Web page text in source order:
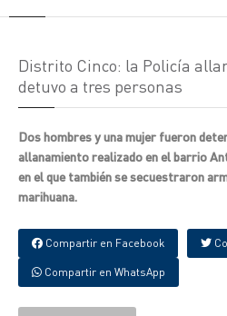
Distrito Cinco: la Policía
detuvo a tres personas
Dos hombres y una mujer fueron
allanamiento realizado en el barrio
en el que también se secuestraron
marihuana.
Compartir en Facebook
Compartir en WhatsApp